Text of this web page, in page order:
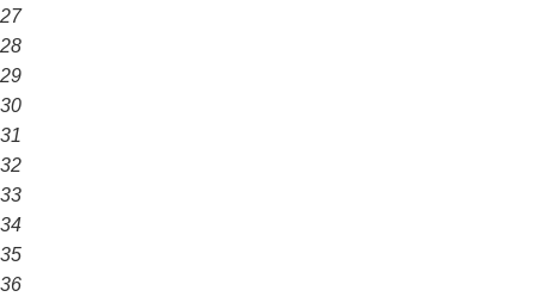
27
28
29
30
31
32
33
34
35
36